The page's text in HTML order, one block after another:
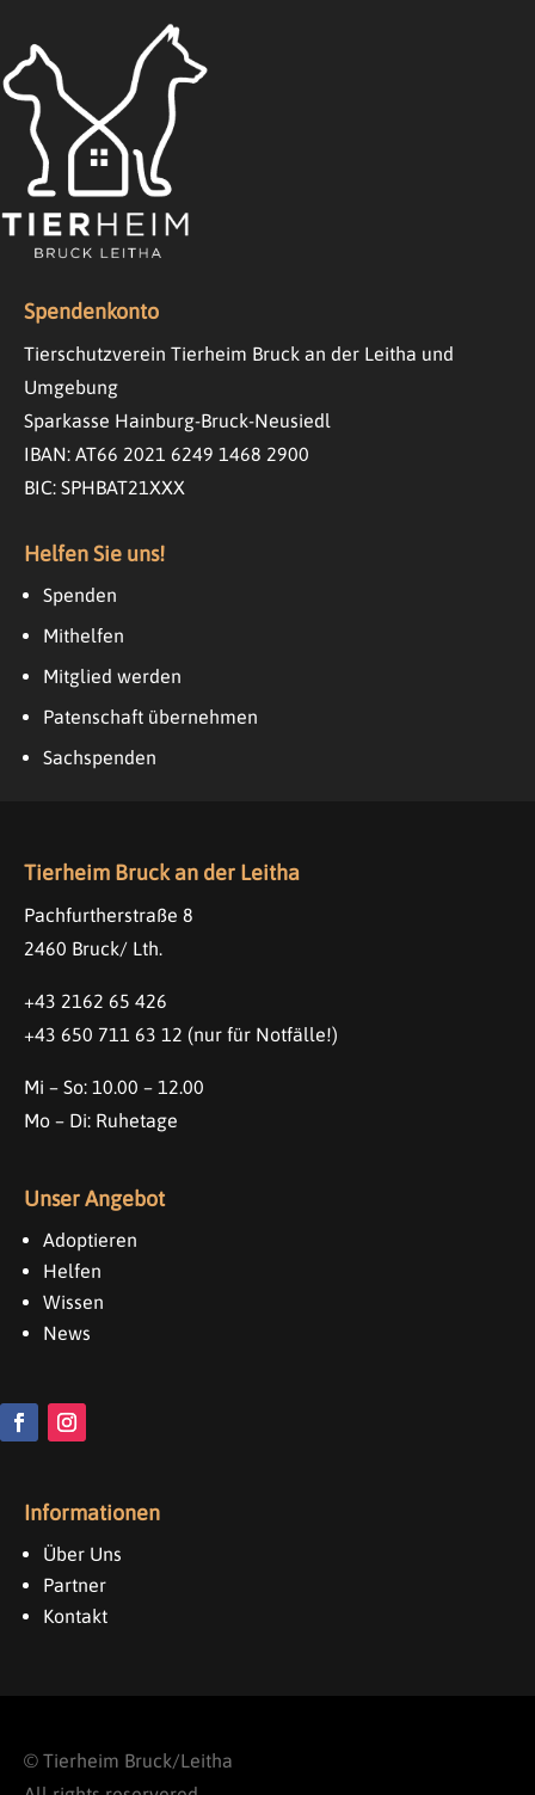
Spendenkonto
Tierschutzverein Tierheim Bruck an der Leitha und
Umgebung
Sparkasse Hainburg-Bruck-Neusiedl
IBAN: AT66 2021 6249 1468 2900
BIC: SPHBAT21XXX
Helfen Sie uns!
Spenden
Mithelfen
Mitglied werden
Patenschaft übernehmen
Sachspenden
Tierheim Bruck an der Leitha
Pachfurtherstraße 8
2460 Bruck/ Lth.
+43 2162 65 426
+43 650 711 63 12 (nur für Notfälle!)
Mi – So: 10.00 – 12.00
Mo – Di: Ruhetage
Unser Angebot
Adoptieren
Helfen
Wissen
News
Informationen
Über Uns
Partner
Kontakt
© Tierheim Bruck/Leitha